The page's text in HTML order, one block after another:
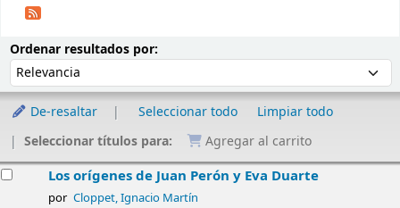
Ordenar resultados por:
De-resaltar Seleccionar todo
Limpiar todo
Seleccionar títulos para:
Agregar al carrito
Los orígenes de Juan Perón y Eva Duarte
por Cloppet, Ignacio Martín